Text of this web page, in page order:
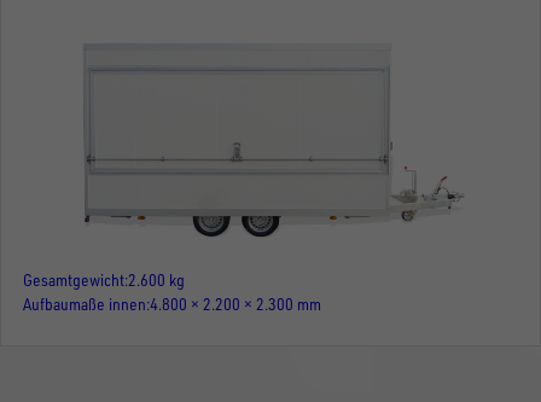
Gesamtgewicht 2.600 kg
Aufbaumaße innen 4.800 × 2.200 × 2.300 mm